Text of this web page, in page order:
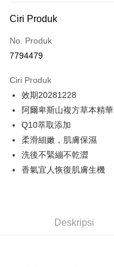
Kad Kredit (Bayaran Penuh)
LINE Pay
JKOPAY
Easy Wallet
Pemindahan ATM
Pilihan Penghantaran
Ciri Produk
No. Produk
7794479
Ciri Produk
效期20281228
阿爾卑斯山複方草本精華
Q10萃取添加
柔滑細嫩，肌膚保濕
洗後不緊繃不乾澀
香氣宜人恢復肌膚生機
Deskripsi